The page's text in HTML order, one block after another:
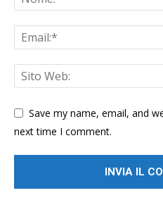
Save my name, email, and
next time I comment.